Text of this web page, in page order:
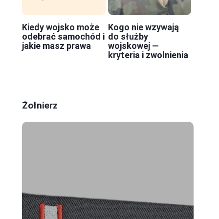
Kiedy wojsko może
odebrać samochód i
jakie masz prawa
Kogo nie wzywają
do służby
wojskowej —
kryteria i zwolnienia
Żołnierz